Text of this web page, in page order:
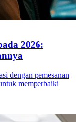
2026:
dengan pemesanan
memperbaiki